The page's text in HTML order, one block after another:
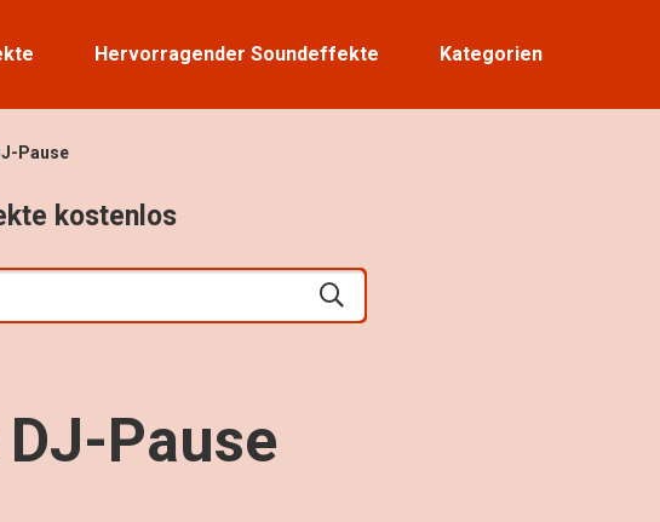
Hervorragender Soundeffekte Kategorien
Pause
kostenlos
Pause